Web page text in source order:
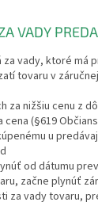
VADY
vady, ktoré má
tovaru v
za nižšiu cenu z
(§619
u
od dátumu
začne plynúť
za vady tovaru,